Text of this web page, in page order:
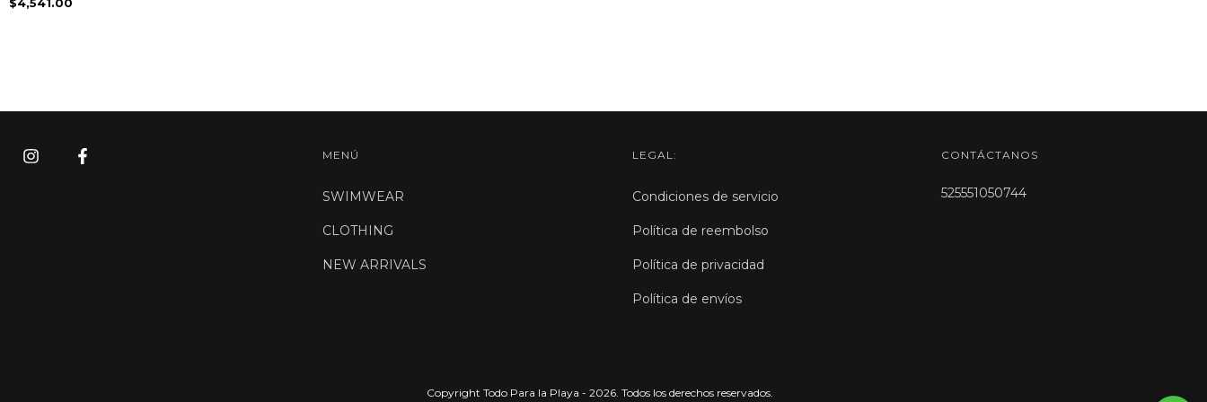
MENÚ
SWIMWEAR
CLOTHING
NEW ARRIVALS
LEGAL:
Condiciones de servicio
Política de reembolso
Política de privacidad
Política de envíos
CONTÁCTANOS
525551050744
Copyright Todo Para la Playa - 2026. Todos los derechos reservados.